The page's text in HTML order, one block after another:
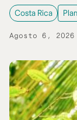
Costa Rica
Agosto 6, 2026